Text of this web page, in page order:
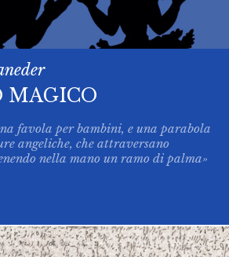
MAGICO
favola per bambini, e una parabola
angeliche, che attraversano
nella mano un ramo di palma»